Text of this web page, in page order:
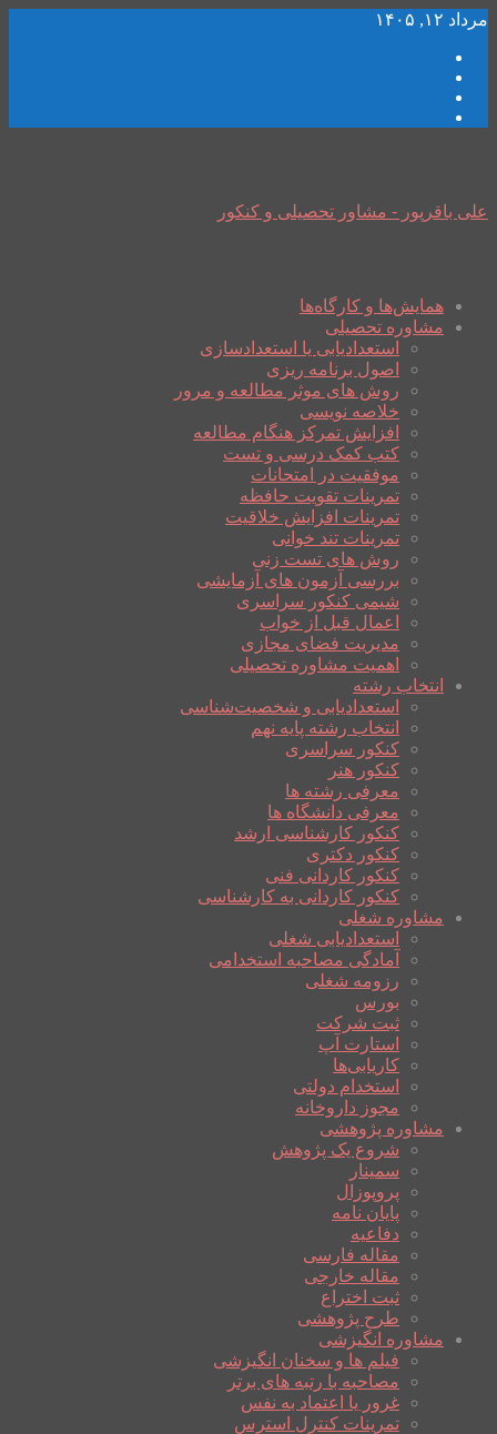
مرداد ۱۲, ۱۴۰۵
علی باقرپور - مشاور تحصیلی و کنکور
همایش‌ها و کارگاه‌ها
مشاوره تحصیلی
استعدادیابی یا استعدادسازی
اصول برنامه ریزی
روش های موثر مطالعه و مرور
خلاصه نویسی
افزایش تمرکز هنگام مطالعه
کتب کمک درسی و تست
موفقیت در امتحانات
تمرینات تقویت حافظه
تمرینات افزایش خلاقیت
تمرینات تند خوانی
روش های تست زنی
بررسی آزمون های آزمایشی
شیمی کنکور سراسری
اعمال قبل از خواب
مدیریت فضای مجازی
اهمیت مشاوره تحصیلی
انتخاب رشته
استعدادیابی و شخصیت‌شناسی
انتخاب رشته پایه نهم
کنکور سراسری
کنکور هنر
معرفی رشته ها
معرفی دانشگاه ها
کنکور کارشناسی ارشد
کنکور دکتری
کنکور کاردانی فنی
کنکور کاردانی به کارشناسی
مشاوره شغلی
استعدادیابی شغلی
آمادگی مصاحبه استخدامی
رزومه شغلی
بورس
ثبت شرکت
استارت آپ
کاریابی‌ها
استخدام دولتی
مجوز داروخانه
مشاوره پژوهشی
شروع یک پژوهش
سمینار
پروپوزال
پایان نامه
دفاعیه
مقاله فارسی
مقاله خارجی
ثبت اختراع
طرح پژوهشی
مشاوره انگیزشی
فیلم ها و سخنان انگیزشی
مصاحبه با رتبه های برتر
غرور یا اعتماد به نفس
تمرینات کنترل استرس